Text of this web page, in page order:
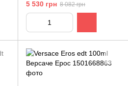
5 530 грн 8 082 грн